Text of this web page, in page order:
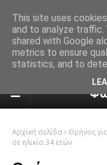
Αρχική σελίδα
Θρήνος
σε ηλικία 34 ετών
This site uses
and to analyze traffic.
shared with Google
metrics to ensure
statistics, and to